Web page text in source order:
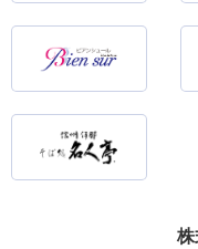
株